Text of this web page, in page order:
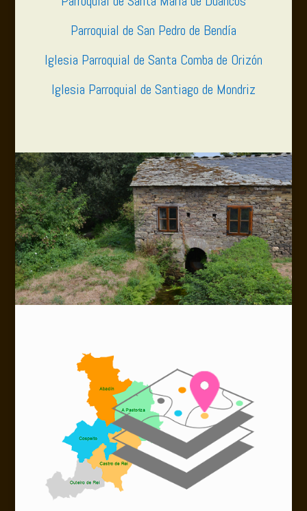
Parroquial de San Pedro de Bendía
Iglesia Parroquial de Santa Comba de Orizón
Iglesia Parroquial de Santiago de Mondriz
.